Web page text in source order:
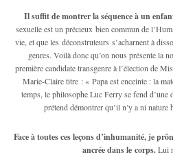
Il suffit de montrer la séquence à un
sexuelle est un précieux bien commun de
vie, et que les déconstruteurs s’acharnent à
genres. Voilà donc qu’on nous présente la
première candidate transgenre à l’élection de
Marie-Claire titre : « Papa est enceinte : la
temps, le philosophe Luc Ferry se fend d’une
prétend démontrer qu’il n’y a ni nature
Face à toutes ces leçons d’inhumanité, je
ancrée dans le corps.Lui